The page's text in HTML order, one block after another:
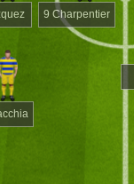
9 Charpentier